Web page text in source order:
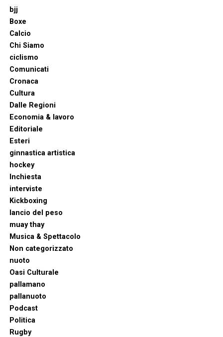
bjj
Boxe
Calcio
Chi Siamo
ciclismo
Comunicati
Cronaca
Cultura
Dalle Regioni
Economia & lavoro
Editoriale
Esteri
ginnastica artistica
hockey
Inchiesta
interviste
Kickboxing
lancio del peso
muay thay
Musica & Spettacolo
Non categorizzato
nuoto
Oasi Culturale
pallamano
pallanuoto
Podcast
Politica
Rugby